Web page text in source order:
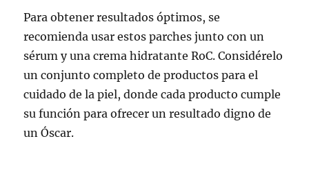
Para obtener resultados óptimos, se
recomienda usar estos parches junto con un
sérum y una crema hidratante RoC. Considérelo
un conjunto completo de productos para el
cuidado de la piel, donde cada producto cumple
su función para ofrecer un resultado digno de
un Óscar.